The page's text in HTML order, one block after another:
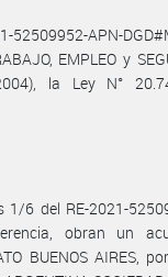
52509952-APN-
EMPLEO y
la Ley N°
6 del RE-2021-
obran un
BUENOS